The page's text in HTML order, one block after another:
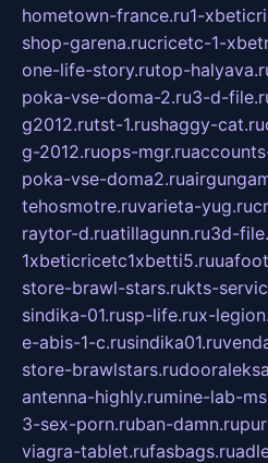
hometown-france.ru1-
shop-garena.rucricetc-1-
one-life-story.rutop-
poka-vse-doma-2.ru3-d-
g2012.rutst-1.rushaggy-cat.ru
g-2012.ruops-mgr.ru
poka-vse-doma2.ru
tehosmotre.ruvarieta-yug.ru
raytor-d.ruatillagunn.ru3d-
1xbeticricetc1xbetti5.ru
store-brawl-stars.rukts-
sindika-01.rusp-life.rux-
e-abis-1-c.rusindika01.ru
store-brawlstars.ru
antenna-highly.rumine-lab-
3-sex-porn.ruban-damn.ru
viagra-tablet.rufasbags.ru